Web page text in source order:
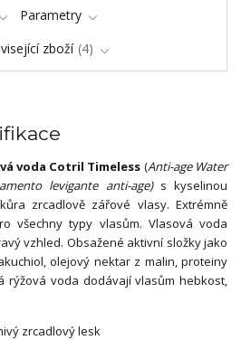
Parametry
zboží 4
voda Cotril Timeless (Anti-age Water
levigante anti-age) s kyselinou
zrcadlově zářové vlasy. Extrémně
všechny typy vlasům. Vlasová voda
vzhled. Obsažené aktivní složky jako
olejový nektar z malin, proteiny
voda dodávají vlasům hebkost,
zrcadlový lesk